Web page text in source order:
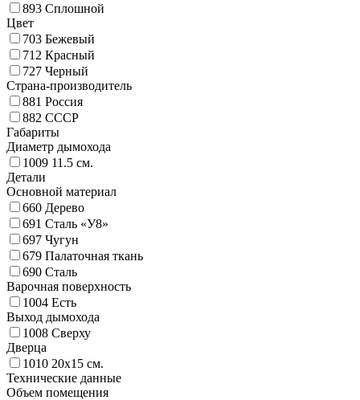
893 Сплошной
Цвет
703 Бежевый
712 Красный
727 Черный
Страна-производитель
881 Россия
882 СССР
Габариты
Диаметр дымохода
1009 11.5 см.
Детали
Основной материал
660 Дерево
691 Сталь «У8»
697 Чугун
679 Палаточная ткань
690 Сталь
Варочная поверхность
1004 Есть
Выход дымохода
1008 Сверху
Дверца
1010 20х15 см.
Технические данные
Объем помещения